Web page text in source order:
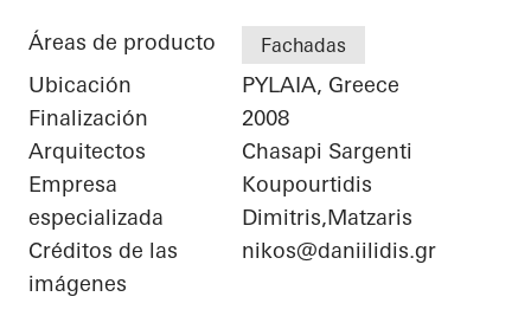
Áreas de producto Fachadas
Ubicación
PYLAIA, Greece
Finalización
2008
Arquitectos
Chasapi Sargenti
Empresa
especializada
Koupourtidis
Dimitris,Matzaris
Créditos de las
imágenes
nikos@daniilidis.gr